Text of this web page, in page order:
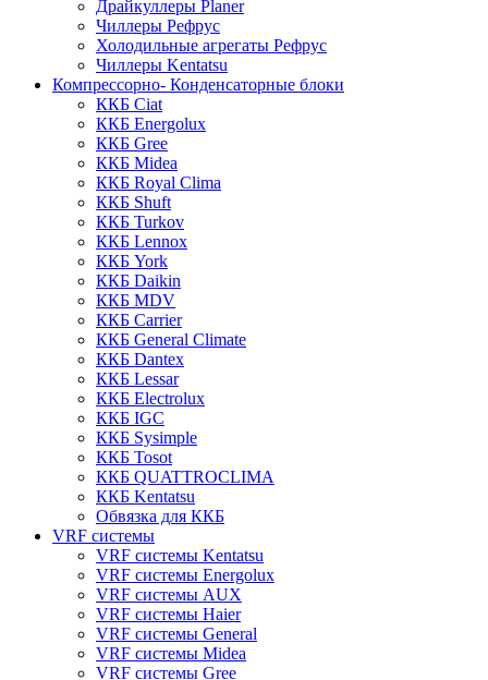
Драйкуллеры Planer
Чиллеры Рефрус
Холодильные агрегаты Рефрус
Чиллеры Kentatsu
Компрессорно- Конденсаторные блоки
ККБ Ciat
ККБ Energolux
ККБ Gree
ККБ Midea
ККБ Royal Clima
ККБ Shuft
ККБ Turkov
ККБ Lennox
ККБ York
ККБ Daikin
ККБ MDV
ККБ Carrier
ККБ General Climate
ККБ Dantex
ККБ Lessar
ККБ Electrolux
ККБ IGC
ККБ Sysimple
ККБ Tosot
ККБ QUATTROCLIMA
ККБ Kentatsu
Обвязка для ККБ
VRF системы
VRF системы Kentatsu
VRF системы Energolux
VRF системы AUX
VRF системы Haier
VRF системы General
VRF системы Midea
VRF системы Gree